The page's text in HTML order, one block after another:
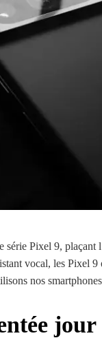
série Pixel 9,
vocal, les Pixel
nos